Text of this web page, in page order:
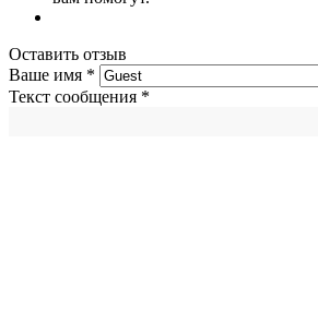
Оставить отзыв
Ваше имя *
Текст сообщения *